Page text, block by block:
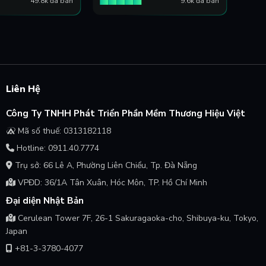
Liên Hệ
Công Ty TNHH Phát Triển Phần Mềm Thương Hiệu Việt
Mã số thuế: 0313182118
Hotline: 0911.40.7774
Trụ sở: 66 Lê A, Phường Liên Chiểu, Tp. Đà Nẵng
VPĐD: 36/1A Tân Xuân, Hóc Môn, TP. Hồ Chí Minh
Đại diện Nhật Bản
Cerulean Tower 7F, 26-1 Sakuragaoka-cho, Shibuya-ku, Tokyo,
Japan
+81-3-3780-4077